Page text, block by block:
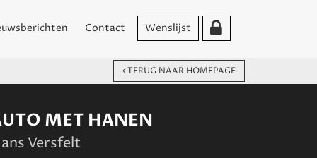
Contact Wenslijst
TERUG NAAR HOMEPAGE
MET HANEN
Versfelt